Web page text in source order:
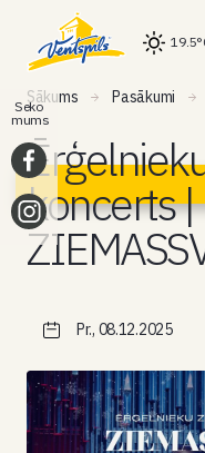
Sākums Pasākumi
koncerts |
Pr., 08.12.2025
Seko
mums